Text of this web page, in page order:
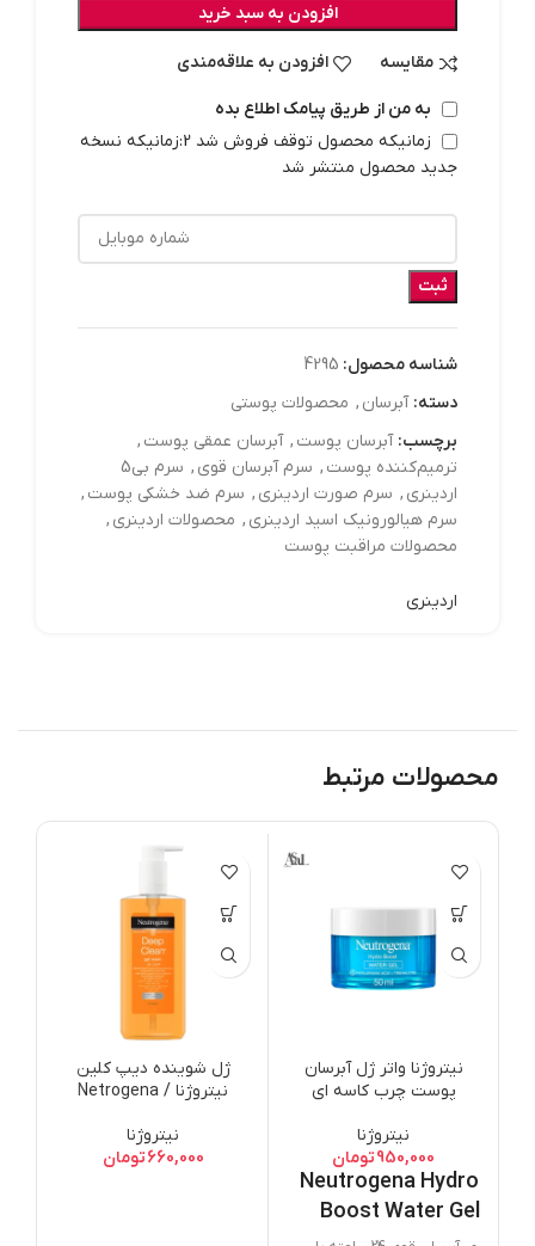
افزودن به سبد خرید
مقایسه افزودن به علاقه‌مندی
به من از طریق پیامک اطلاع بده
زمانیکه محصول توقف فروش شد 2:زمانیکه نسخه
جدید محصول منتشر شد
ثبت
شناسه محصول: 4295
دسته: آبرسان , محصولات پوستی
برچسب: آبرسان پوست , آبرسان عمقی پوست ,
ترمیم‌کننده پوست , سرم آبرسان قوی ,
سرم بی5
اردینری , سرم صورت اردینری , سرم ضد خشکی پوست ,
سرم هیالورونیک اسید اردینری , محصولات اردینری ,
محصولات مراقبت پوست
اردینری
محصولات مرتبط
نیتروژنا واتر ژل آبرسان
پوست چرب کاسه ای
نیتروژنا
950,000تومان
Neutrogena Hydro
Boost Water Gel
ژل شوینده دیپ کلین
نیتروژنا / Netrogena
200Ml
نیتروژنا
660,000تومان